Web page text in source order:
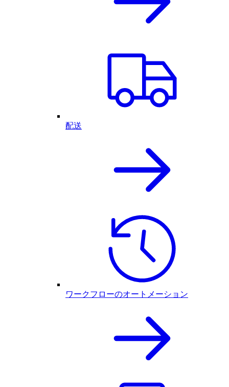
配送
ワークフローのオートメーション